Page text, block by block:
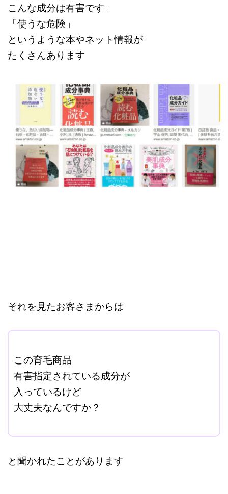
こんな成分は有害です」
「使うな危険」
というような本やネット情報が
たくさんあります
それを見たお客さまからは
この育毛商品
有害指定されている成分が
入っているけど
大丈夫なんですか？
と聞かれたことがあります